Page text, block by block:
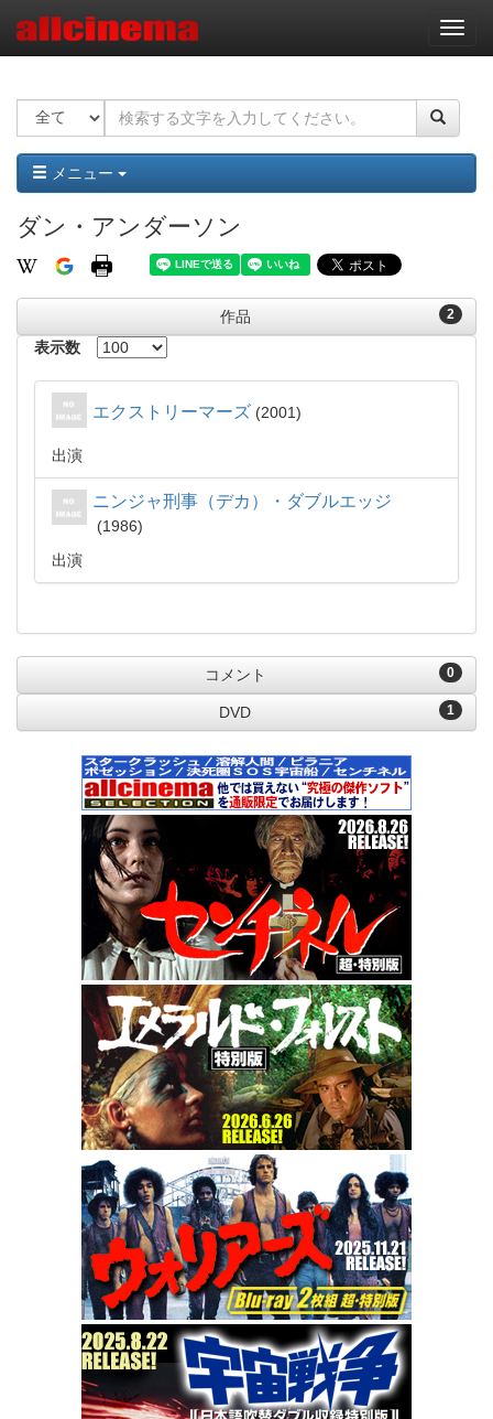
ナ
ビ
ー
ョ
ン
メニュー
ダン・アンダーソン
2
作品
表示数
エクストリーマーズ 2001
出演
ニンジャ刑事（デカ）・ダブルエッジ
1986
出演
0
コメント
1
DVD